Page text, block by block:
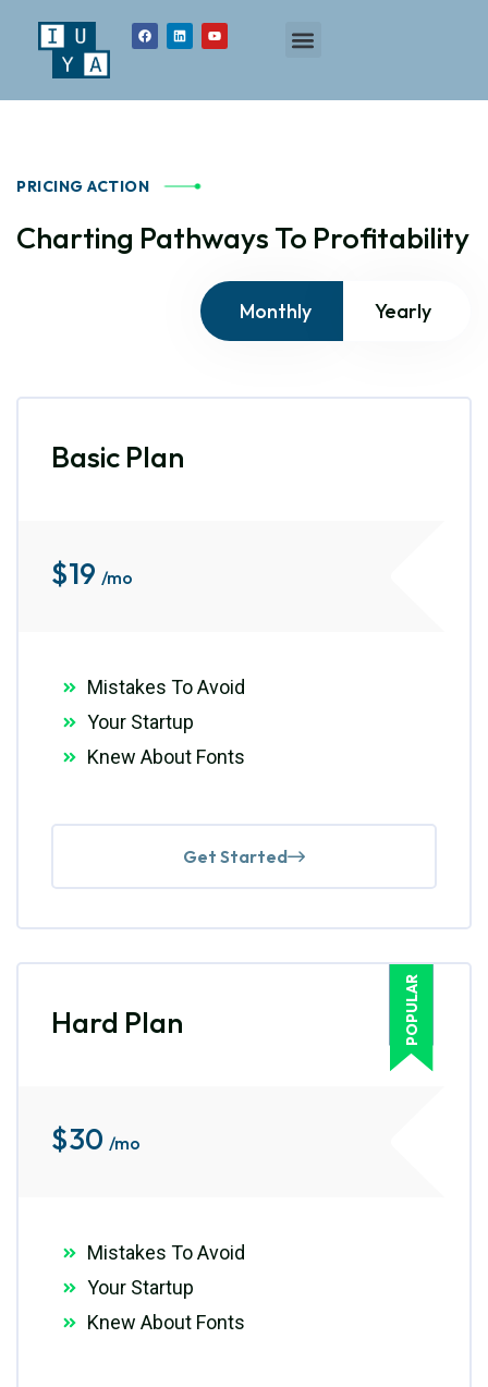
PRICING ACTION
Charting Pathways To Profitability
Monthly Yearly
Basic Plan
$19 /mo
Mistakes To Avoid
Your Startup
Knew About Fonts
Get Started
POPULAR
Hard Plan
$30 /mo
Mistakes To Avoid
Your Startup
Knew About Fonts